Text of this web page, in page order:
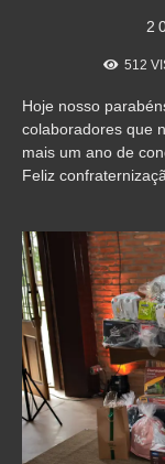
512
Hoje nosso
colaboradores que
mais um ano de
Feliz